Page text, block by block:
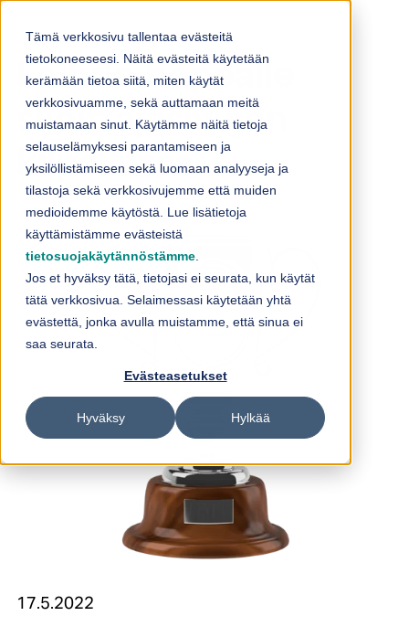
Tämä verkkosivu tallentaa evästeitä
tietokoneeseesi. Näitä evästeitä käytetään
kerämään tietoa siitä, miten käytät
verkkosivuamme, sekä auttamaan meitä
muistamaan sinut. Käytämme näitä tietoja
selauselämyksesi parantamiseen ja
yksilöllistämiseen sekä luomaan analyyseja ja
tilastoja sekä verkkosivujemme että muiden
medioidemme käytöstä. Lue lisätietoja
käyttämistämme evästeistä
tietosuojakäytännöstämme
Jos et hyväksy tätä, tietojasi ei seurata, kun käytät
tätä verkkosivua. Selaimessasi käytetään yhtä
evästettä, jonka avulla muistamme, että sinua ei
saa seurata.
Evästeasetukset
Hyväksy Hylkää
Loihde hopealle
sijoittajasivujen
kilpailussa
17.5.2022